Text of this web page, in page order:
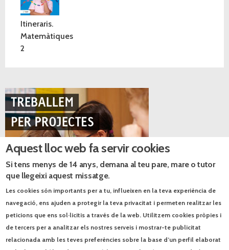
Itineraris.
Matemàtiques
2
Catàlegs PDF
Catàleg de Primària
Aquest lloc web fa servir cookies
Si tens menys de 14 anys, demana al teu pare, mare o tutor
que llegeixi aquest missatge.
Les cookies són importants per a tu, influeixen en la teva experiència de
navegació, ens ajuden a protegir la teva privacitat i permeten realitzar les
peticions que ens sol·licitis a través de la web. Utilitzem cookies pròpies i
de tercers per a analitzar els nostres serveis i mostrar-te publicitat
relacionada amb les teves preferències sobre la base d’un perfil elaborat